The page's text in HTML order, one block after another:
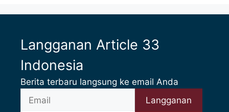
Langganan Article 33
Indonesia
Berita terbaru langsung ke email Anda